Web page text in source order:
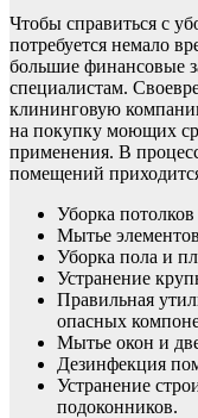
Чтобы справиться с
потребуется немало
большие финансовые
специалистам.
клининговую
на покупку моющих
применения. В
помещений
Уборка потолков
Мытье
Уборка пола и
Устранение
Правильная
опасных
Мытье окон и
Дезинфекция
Устранение
подоконников.